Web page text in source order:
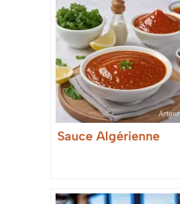
Sauce Algérienne